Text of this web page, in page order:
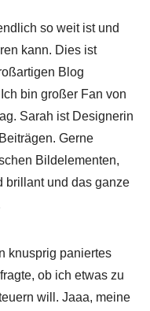
so weit ist und
kann. Dies ist
Blog
bin großer Fan von
Sarah ist Designerin
Gerne
Bildelementen,
brillant und das ganze
knusprig paniertes
ob ich etwas zu
will. Jaaa, meine